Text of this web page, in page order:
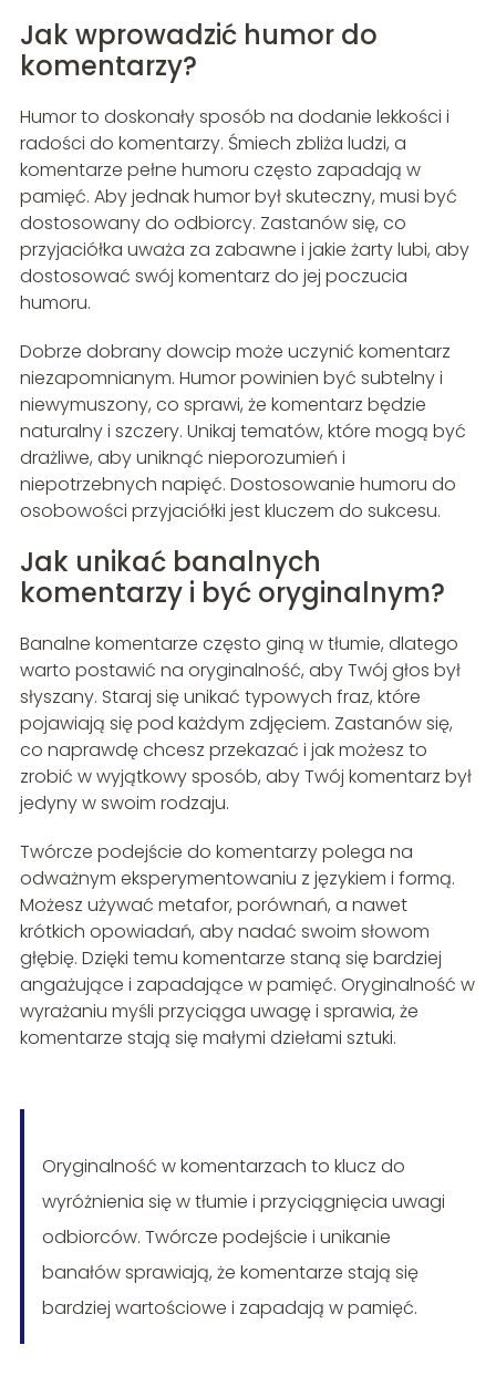
Jak wprowadzić humor do
komentarzy?
Humor to doskonały sposób na dodanie lekkości i
radości do komentarzy. Śmiech zbliża ludzi, a
komentarze pełne humoru często zapadają w
pamięć. Aby jednak humor był skuteczny, musi być
dostosowany do odbiorcy. Zastanów się, co
przyjaciółka uważa za zabawne i jakie żarty lubi, aby
dostosować swój komentarz do jej poczucia
humoru.
Dobrze dobrany dowcip może uczynić komentarz
niezapomnianym. Humor powinien być subtelny i
niewymuszony, co sprawi, że komentarz będzie
naturalny i szczery. Unikaj tematów, które mogą być
drażliwe, aby uniknąć nieporozumień i
niepotrzebnych napięć. Dostosowanie humoru do
osobowości przyjaciółki jest kluczem do sukcesu.
Jak unikać banalnych
komentarzy i być oryginalnym?
Banalne komentarze często giną w tłumie, dlatego
warto postawić na oryginalność, aby Twój głos był
słyszany. Staraj się unikać typowych fraz, które
pojawiają się pod każdym zdjęciem. Zastanów się,
co naprawdę chcesz przekazać i jak możesz to
zrobić w wyjątkowy sposób, aby Twój komentarz był
jedyny w swoim rodzaju.
Twórcze podejście do komentarzy polega na
odważnym eksperymentowaniu z językiem i formą.
Możesz używać metafor, porównań, a nawet
krótkich opowiadań, aby nadać swoim słowom
głębię. Dzięki temu komentarze staną się bardziej
angażujące i zapadające w pamięć. Oryginalność w
wyrażaniu myśli przyciąga uwagę i sprawia, że
komentarze stają się małymi dziełami sztuki.
Oryginalność w komentarzach to klucz do
wyróżnienia się w tłumie i przyciągnięcia uwagi
odbiorców. Twórcze podejście i unikanie
banałów sprawiają, że komentarze stają się
bardziej wartościowe i zapadają w pamięć.